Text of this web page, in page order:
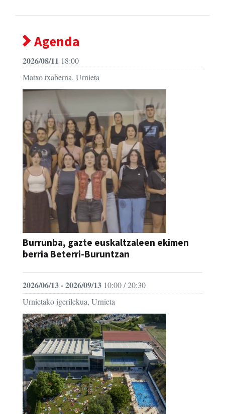
Agenda
2026/08/1118:00
Burrunba, gazte euskaltzaleen ekimen
berria Beterri-Buruntzan